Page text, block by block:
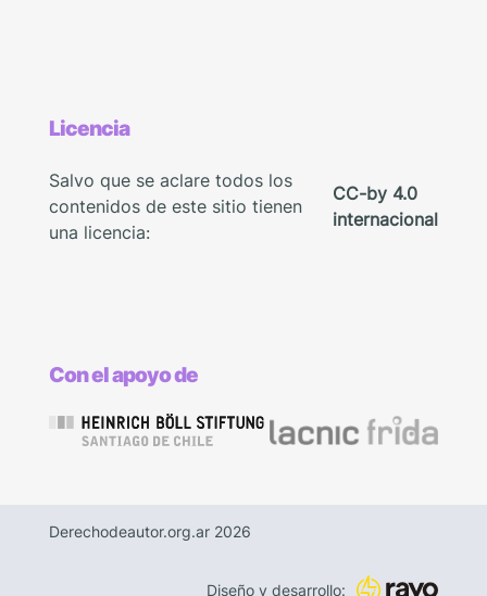
Licencia
Salvo que se aclare todos los
contenidos de este sitio tienen
una licencia:
CC-by 4.0
internacional
Con el apoyo de
Derechodeautor.org.ar 2026
Diseño y desarrollo: